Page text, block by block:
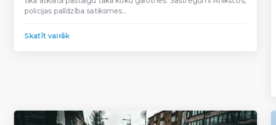
policijas palīdzība satiksmes...
Skatīt vairāk